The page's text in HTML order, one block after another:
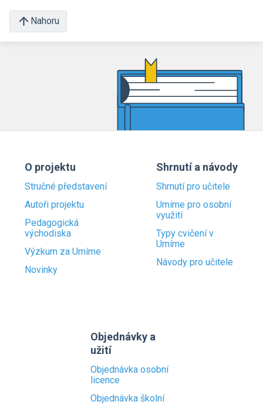
Nahoru
O projektu
Stručné představení
Autoři projektu
Pedagogická
východiska
Výzkum za Umíme
Novinky
Shrnutí a návody
Shrnutí pro učitele
Umíme pro osobní
využití
Typy cvičení v
Umíme
Návody pro učitele
Objednávky a
užití
Objednávka osobní
licence
Objednávka školní